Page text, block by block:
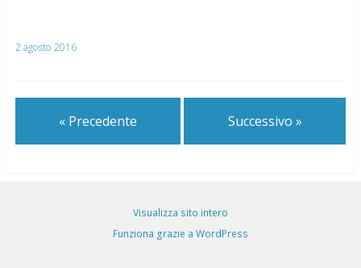
2 agosto 2016
« Precedente Successivo »
Visualizza sito intero
Funziona grazie a WordPress